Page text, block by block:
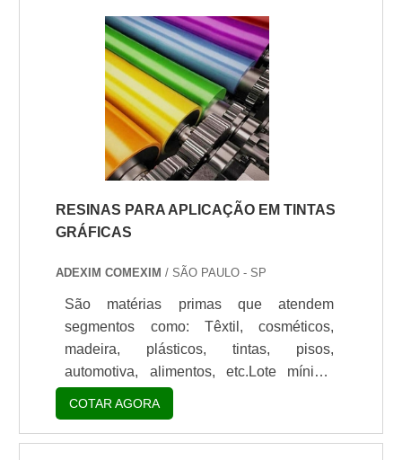
Alastramento e Nivelamento a base de
Oligômeros Acrílicos da mais alta
eficiência ISENTOS DE SILICONE para
todos os sistemas seja base água ou
solvente, sem solventes, tintas em pó ou
tintas de impressão. Altern.
RESINAS PARA APLICAÇÃO EM TINTAS
GRÁFICAS
ADEXIM COMEXIM / SÃO PAULO - SP
São matérias primas que atendem
segmentos como: Têxtil, cosméticos,
madeira, plásticos, tintas, pisos,
automotiva, alimentos, etc.Lote mínimo
de: 1 embalagem - 20kgA linha de resinas
para aplicação em tintas gráficas são
excelentes veículos para vernizes de
COTAR AGORA